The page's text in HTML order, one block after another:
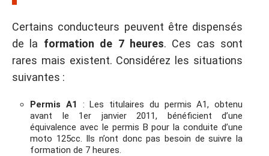
Certains conducteurs peuvent être dispensés
de la formation de 7 heures. Ces cas sont
rares mais existent. Considérez les situations
suivantes :
Permis A1 : Les titulaires du permis A1, obtenu
avant le 1er janvier 2011, bénéficient d’une
équivalence avec le permis B pour la conduite d’une
moto 125cc. Ils n’ont donc pas besoin de suivre la
formation de 7 heures.